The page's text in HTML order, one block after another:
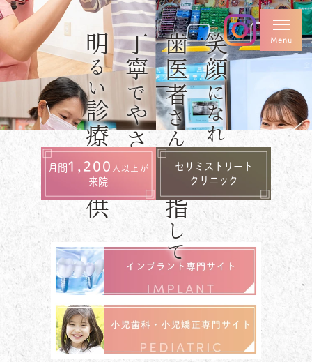
専門医
支
確
技術
安心
診療
日本口腔
インプラント
学会専門医
国際口腔
インプラント
学会認定医
日本矯正
歯科学会
歯科医師
臨床研修
指導医
歯学博士
笑顔
になれる
歯医者
さんを
目指
して
丁寧
で
やさ
しく
明
るい
診療
を
提供
月間1,200 人以上が
来院
セサミストリート
クリニック